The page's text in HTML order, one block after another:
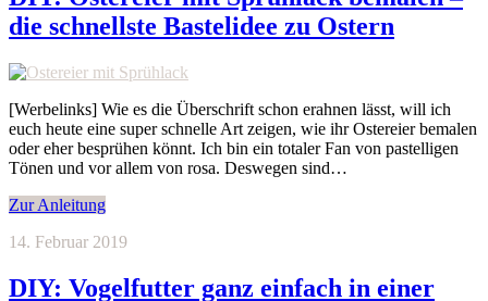
die schnellste Bastelidee zu Ostern
[Werbelinks] Wie es die Überschrift schon erahnen lässt, will ich
euch heute eine super schnelle Art zeigen, wie ihr Ostereier bemalen
oder eher besprühen könnt. Ich bin ein totaler Fan von pastelligen
Tönen und vor allem von rosa. Deswegen sind…
Zur Anleitung
14. Februar 2019
DIY: Vogelfutter ganz einfach in einer